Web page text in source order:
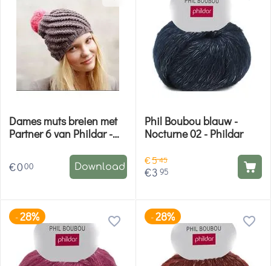
Dames muts breien met
Partner 6 van Phildar -
€000 Download
Phil Boubou blauw -
Nocturne 02 - Phildar
€545
€3 95
-28% -28%